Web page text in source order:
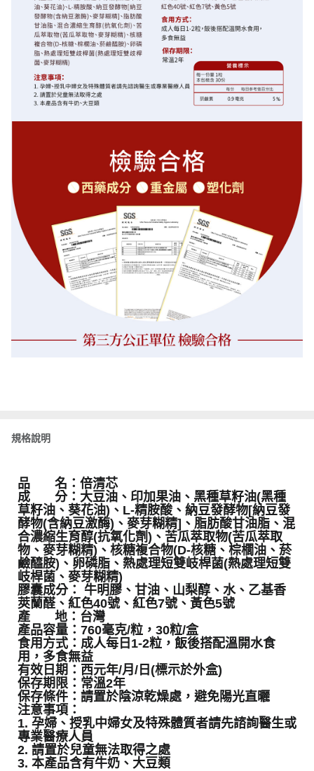
規格說明
品 名：倍清芯
成 分：大豆油、印加果油、黑種草籽油(黑種
草籽油、葵花油)、L-精胺酸、納豆發酵物[納豆發
酵物(含納豆激酶)、麥芽糊精]、脂肪酸甘油脂、混
合濃縮生育醇(抗氧化劑)、苦瓜萃取物(苦瓜萃取
物、麥芽糊精)、核糖複合物(D-核糖、棕櫚油、菸
鹼醯胺)、卵磷脂、熱處理短雙岐桿菌(熱處理短雙
岐桿菌、麥芽糊精)
膠囊成分： 牛明膠、甘油、山梨醇、水、乙基香
莢蘭醛、紅色40號、紅色7號、黃色5號
產 地：台灣
產品容量：760毫克/粒，30粒/盒
食用方式：成人每日1-2粒，飯後搭配溫開水食
用，多食無益
有效日期：西元年/月/日(標示於外盒)
保存期限：常溫2年
保存條件：請置於陰涼乾燥處，避免陽光直曬
注意事項：
1. 孕婦、授乳中婦女及特殊體質者請先諮詢醫生或
專業醫療人員
2. 請置於兒童無法取得之處
3. 本產品含有牛奶、大豆類